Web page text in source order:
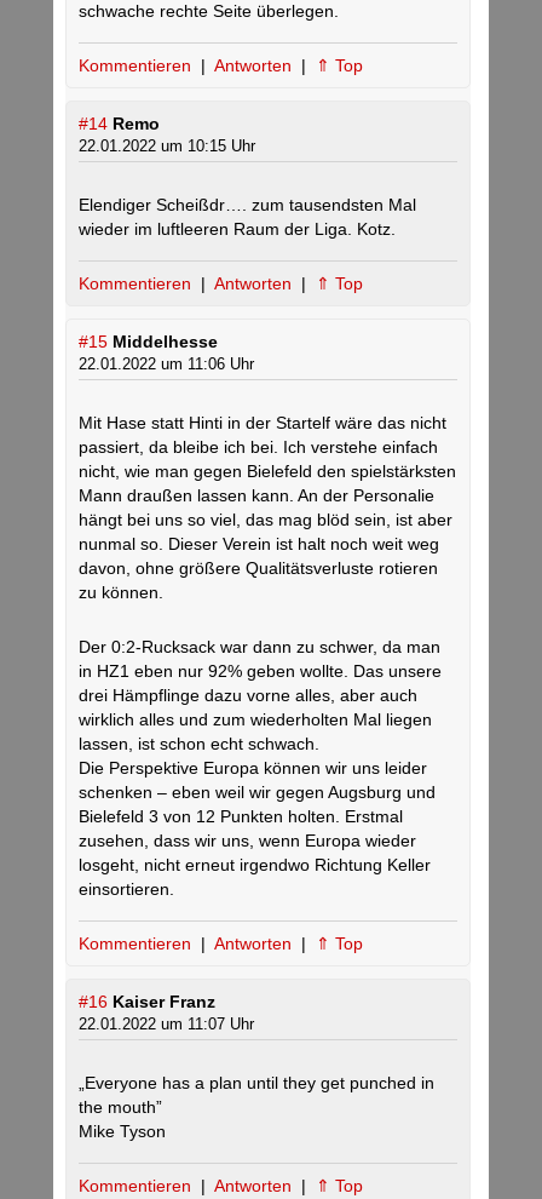
schwache rechte Seite überlegen.
Kommentieren | Antworten | ⇑ Top
#14 Remo
22.01.2022 um 10:15 Uhr
Elendiger Scheißdr…. zum tausendsten Mal
wieder im luftleeren Raum der Liga. Kotz.
Kommentieren | Antworten | ⇑ Top
#15 Middelhesse
22.01.2022 um 11:06 Uhr
Mit Hase statt Hinti in der Startelf wäre das nicht
passiert, da bleibe ich bei. Ich verstehe einfach
nicht, wie man gegen Bielefeld den spielstärksten
Mann draußen lassen kann. An der Personalie
hängt bei uns so viel, das mag blöd sein, ist aber
nunmal so. Dieser Verein ist halt noch weit weg
davon, ohne größere Qualitätsverluste rotieren
zu können.
Der 0:2-Rucksack war dann zu schwer, da man
in HZ1 eben nur 92% geben wollte. Das unsere
drei Hämpflinge dazu vorne alles, aber auch
wirklich alles und zum wiederholten Mal liegen
lassen, ist schon echt schwach.
Die Perspektive Europa können wir uns leider
schenken – eben weil wir gegen Augsburg und
Bielefeld 3 von 12 Punkten holten. Erstmal
zusehen, dass wir uns, wenn Europa wieder
losgeht, nicht erneut irgendwo Richtung Keller
einsortieren.
Kommentieren | Antworten | ⇑ Top
#16 Kaiser Franz
22.01.2022 um 11:07 Uhr
„Everyone has a plan until they get punched in
the mouth”
Mike Tyson
Kommentieren | Antworten | ⇑ Top